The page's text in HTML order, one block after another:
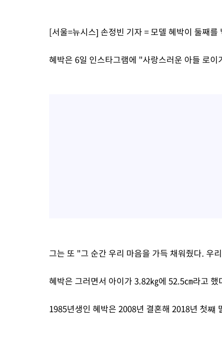
"여기 떨어졌다"…다누리, 스페이스X 로켓 달 충돌 흔적 포착
내일까지 39도 '펄펄'…기상청 "태풍 지나며 폭염 잠시 꺾인다"
[서울=뉴시스] 손정빈 기자 = 모델 혜박이 둘째를
혜박은 6일 인스타그램에 "사랑스러운 아들 로
그는 또 "그 순간 우리 마음을 가득 채워줬다. 우
혜박은 그러면서 아이가 3.82㎏에 52.5㎝라고 했
1985년생인 혜박은 2008년 결혼해 2018년 첫쨰